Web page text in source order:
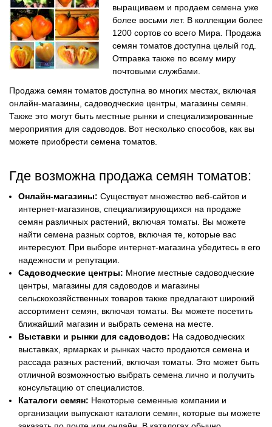
выращиваем и продаем семена уже
более восьми лет. В коллекции более
1200 сортов со всего Мира. Продажа
семян томатов доступна целый год.
Отправка также по всему миру
почтовыми службами.
Продажа семян томатов доступна во многих местах, включая
онлайн-магазины, садоводческие центры, магазины семян.
Также это могут быть местные рынки и специализированные
мероприятия для садоводов. Вот несколько способов, как вы
можете приобрести семена томатов.
Где возможна продажа семян томатов:
Онлайн-магазины: Существует множество веб-сайтов и
интернет-магазинов, специализирующихся на продаже
семян различных растений, включая томаты. Вы можете
найти семена разных сортов, включая те, которые вас
интересуют. При выборе интернет-магазина убедитесь в его
надежности и репутации.
Садоводческие центры: Многие местные садоводческие
центры, магазины для садоводов и магазины
сельскохозяйственных товаров также предлагают широкий
ассортимент семян, включая томаты. Вы можете посетить
ближайший магазин и выбрать семена на месте.
Выставки и рынки для садоводов: На садоводческих
выставках, ярмарках и рынках часто продаются семена и
рассада разных растений, включая томаты. Это может быть
отличной возможностью выбрать семена лично и получить
консультацию от специалистов.
Каталоги семян: Некоторые семенные компании и
организации выпускают каталоги семян, которые вы можете